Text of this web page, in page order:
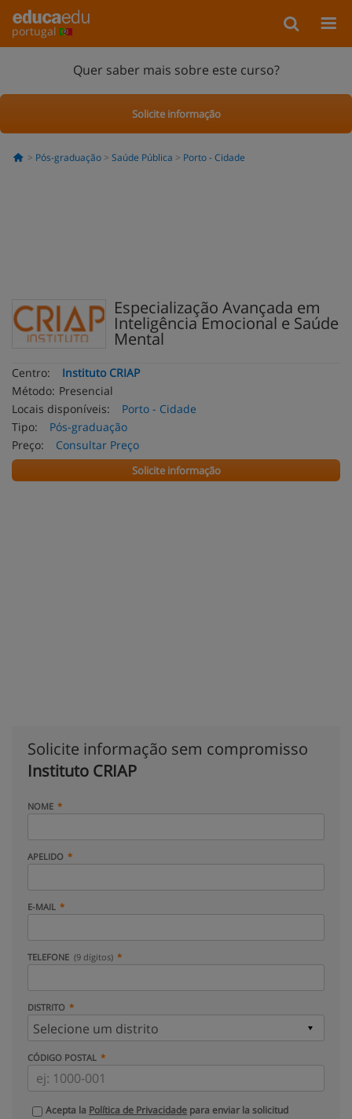
portugal
Quer saber mais sobre este curso?
Solicite informação
Pós-graduação Saúde Pública Porto - Cidade
Especialização Avançada em
Inteligência Emocional e Saúde
Mental
Centro:
Instituto CRIAP
Método: Presencial
Locais disponíveis:
Porto - Cidade
Tipo:
Pós-graduação
Preço:
Consultar Preço
Solicite informação
Solicite informação sem compromisso
Instituto CRIAP
NOME
APELIDO
E-MAIL
TELEFONE (9 dígitos)
DISTRITO
CÓDIGO POSTAL
Acepta la Política de Privacidade para enviar la solicitud